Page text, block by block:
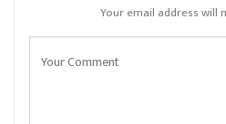
Your email address will